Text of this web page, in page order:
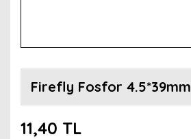
Firefly Fosfor 4.5*39mm
11,40 TL